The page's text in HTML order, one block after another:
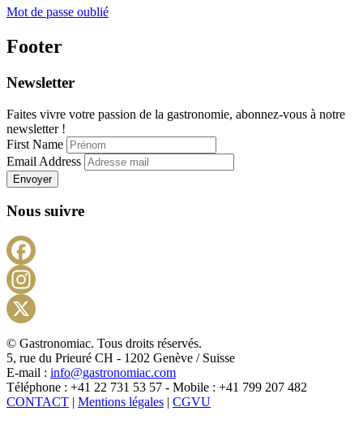
Mot de passe oublié
Footer
Newsletter
Faites vivre votre passion de la gastronomie, abonnez-vous à notre
newsletter !
First Name
Email Address
Envoyer
Nous suivre
X
© Gastronomiac. Tous droits réservés.
5, rue du Prieuré CH - 1202 Genève / Suisse
E-mail : info@gastronomiac.com
Téléphone : +41 22 731 53 57 - Mobile : +41 799 207 482
CONTACT | Mentions légales | CGVU